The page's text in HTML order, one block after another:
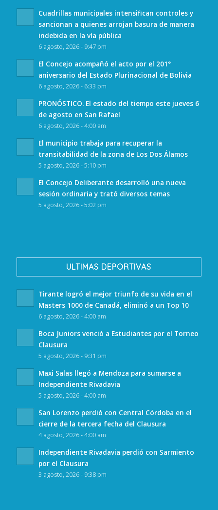
Cuadrillas municipales intensifican controles y
sancionan a quienes arrojan basura de manera
indebida en la vía pública
6 agosto, 2026 - 9:47 pm
El Concejo acompañó el acto por el 201°
aniversario del Estado Plurinacional de Bolivia
6 agosto, 2026 - 6:33 pm
PRONÓSTICO. El estado del tiempo este jueves 6
de agosto en San Rafael
6 agosto, 2026 - 4:00 am
El municipio trabaja para recuperar la
transitabilidad de la zona de Los Dos Álamos
5 agosto, 2026 - 5:10 pm
El Concejo Deliberante desarrolló una nueva
sesión ordinaria y trató diversos temas
5 agosto, 2026 - 5:02 pm
ULTIMAS DEPORTIVAS
Tirante logró el mejor triunfo de su vida en el
Masters 1000 de Canadá, eliminó a un Top 10
6 agosto, 2026 - 4:00 am
Boca Juniors venció a Estudiantes por el Torneo
Clausura
5 agosto, 2026 - 9:31 pm
Maxi Salas llegó a Mendoza para sumarse a
Independiente Rivadavia
5 agosto, 2026 - 4:00 am
San Lorenzo perdió con Central Córdoba en el
cierre de la tercera fecha del Clausura
4 agosto, 2026 - 4:00 am
Independiente Rivadavia perdió con Sarmiento
por el Clausura
3 agosto, 2026 - 9:38 pm